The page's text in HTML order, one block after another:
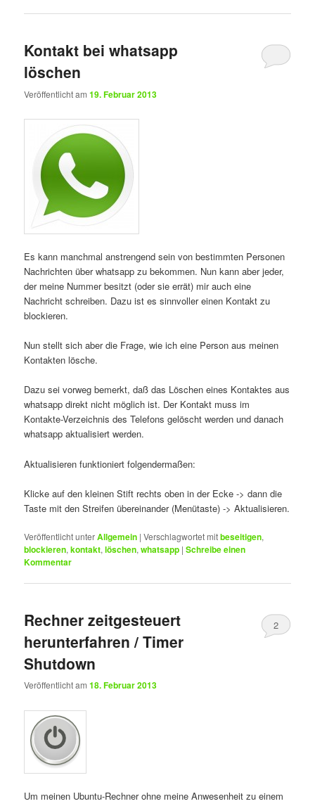
Kontakt bei whatsapp
löschen
Veröffentlicht am19. Februar 2013
Es kann manchmal anstrengend sein von bestimmten Personen
Nachrichten über whatsapp zu bekommen. Nun kann aber jeder,
der meine Nummer besitzt (oder sie errät) mir auch eine
Nachricht schreiben. Dazu ist es sinnvoller einen Kontakt zu
blockieren.
Nun stellt sich aber die Frage, wie ich eine Person aus meinen
Kontakten lösche.
Dazu sei vorweg bemerkt, daß das Löschen eines Kontaktes aus
whatsapp direkt nicht möglich ist. Der Kontakt muss im
Kontakte-Verzeichnis des Telefons gelöscht werden und danach
whatsapp aktualisiert werden.
Aktualisieren funktioniert folgendermaßen:
Klicke auf den kleinen Stift rechts oben in der Ecke -> dann die
Taste mit den Streifen übereinander (Menütaste) -> Aktualisieren.
Veröffentlicht unterAllgemein |Verschlagwortet mitbeseitigen,
blockieren,kontakt,löschen,whatsapp |Schreibe einen
Kommentar
Rechner zeitgesteuert
herunterfahren / Timer
Shutdown
Veröffentlicht am18. Februar 2013
2
Um meinen Ubuntu-Rechner ohne meine Anwesenheit zu einem